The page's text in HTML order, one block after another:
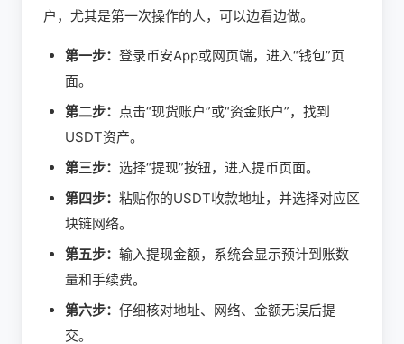
户，尤其是第一次操作的人，可以边看边做。
第一步： 登录币安App或网页端，进入“钱包”页
面。
第二步： 点击“现货账户”或“资金账户”，找到
USDT资产。
第三步： 选择“提现”按钮，进入提币页面。
第四步： 粘贴你的USDT收款地址，并选择对应区
块链网络。
第五步： 输入提现金额，系统会显示预计到账数
量和手续费。
第六步： 仔细核对地址、网络、金额无误后提
交。